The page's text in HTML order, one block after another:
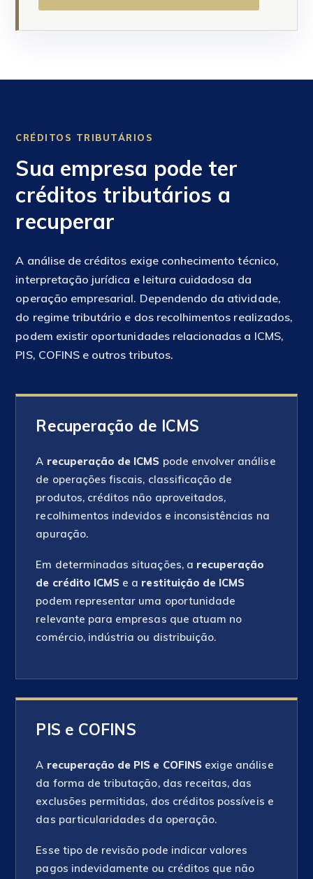
CRÉDITOS TRIBUTÁRIOS
Sua empresa pode ter
créditos tributários a
recuperar
A análise de créditos exige conhecimento técnico,
interpretação jurídica e leitura cuidadosa da
operação empresarial. Dependendo da atividade,
do regime tributário e dos recolhimentos realizados,
podem existir oportunidades relacionadas a ICMS,
PIS, COFINS e outros tributos.
Recuperação de ICMS
A recuperação de ICMS pode envolver análise
de operações fiscais, classificação de
produtos, créditos não aproveitados,
recolhimentos indevidos e inconsistências na
apuração.
Em determinadas situações, a recuperação
de crédito ICMS e a restituição de ICMS
podem representar uma oportunidade
relevante para empresas que atuam no
comércio, indústria ou distribuição.
PIS e COFINS
A recuperação de PIS e COFINSexige análise
da forma de tributação, das receitas, das
exclusões permitidas, dos créditos possíveis e
das particularidades da operação.
Esse tipo de revisão pode indicar valores
pagos indevidamente ou créditos que não